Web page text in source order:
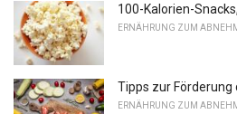
100-Kalorien-
ERNÄHRUNG ZUM
Tipps zur Förderung
ERNÄHRUNG ZUM